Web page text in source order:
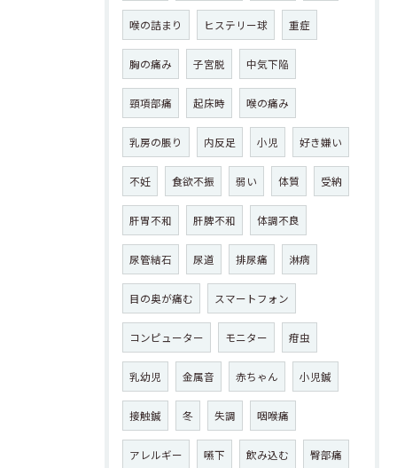
喉の詰まり ヒステリー球 重症
胸の痛み 子宮脱 中気下陥
頸項部痛 起床時 喉の痛み
乳房の脹り 内反足 小児 好き嫌い
不妊 食欲不振 弱い 体質 受納
肝胃不和 肝脾不和 体調不良
尿管結石 尿道 排尿痛 淋病
目の奥が痛む スマートフォン
コンピューター モニター 疳虫
乳幼児 金属音 赤ちゃん 小児鍼
接触鍼 冬 失調 咽喉痛
アレルギー 嚥下 飲み込む 臀部痛